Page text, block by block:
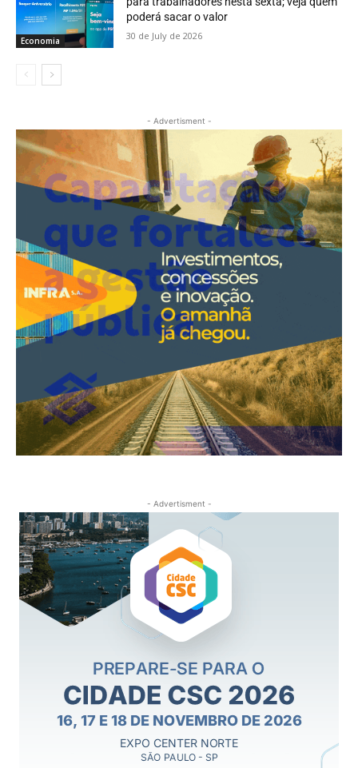
Economia
poderá sacar o valor
30 de July de 2026
- Advertisment -
- Advertisment -